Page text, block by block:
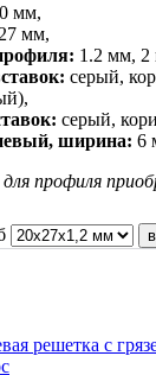
мм,
27 мм,
1.2 мм, 2
серый,
серый,
ширина: 6
для профиля